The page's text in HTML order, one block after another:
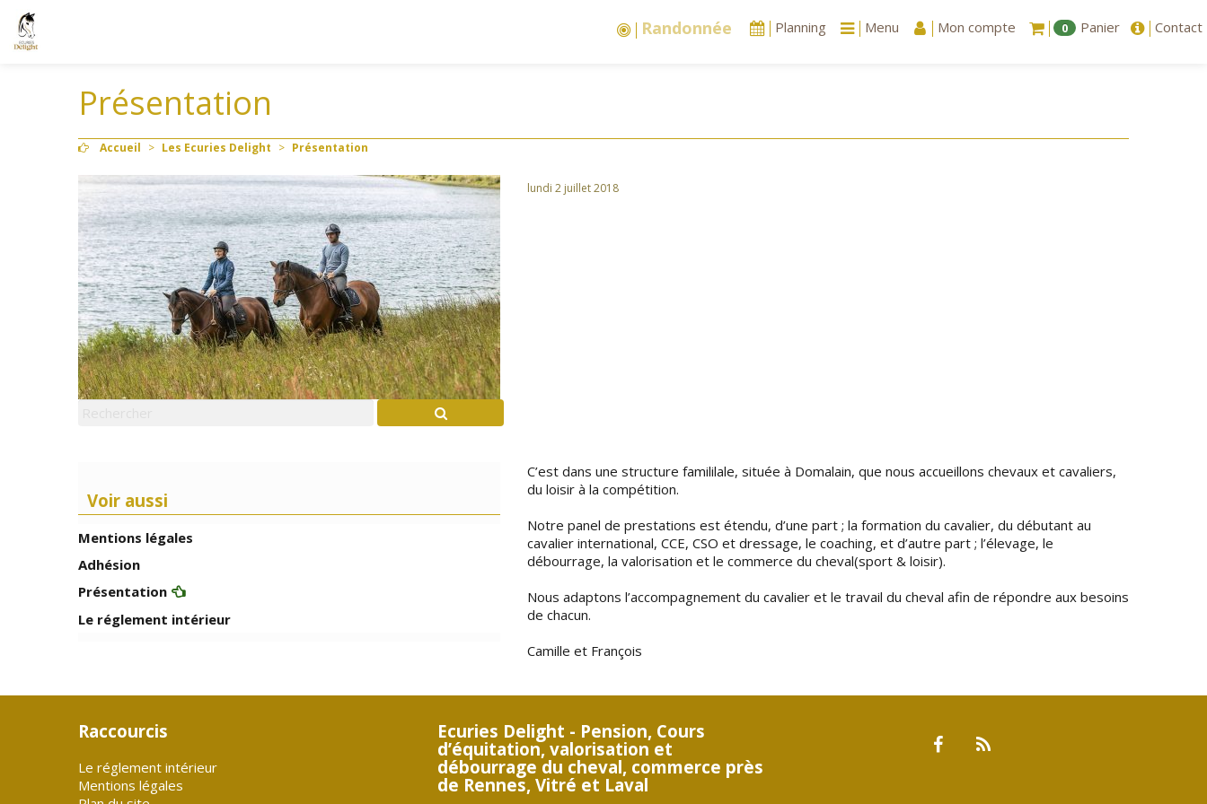
Stages vacances Planning Menu Mon compte 0 Panier Contact
Présentation
Accueil > Les Ecuries Delight > Présentation
lundi 2 juillet 2018
C’est dans une structure famililale, située à Domalain, que nous accueillons chevaux et cavaliers,
du loisir à la compétition.
Notre panel de prestations est étendu, d’une part ; la formation du cavalier, du débutant au
cavalier international, CCE, CSO et dressage, le coaching, et d’autre part ; l’élevage, le
débourrage, la valorisation et le commerce du cheval(sport & loisir).
Nous adaptons l’accompagnement du cavalier et le travail du cheval afin de répondre aux besoins
de chacun.
Camille et François
Voir aussi
Mentions légales
Adhésion
Présentation
Le réglement intérieur
Raccourcis
Le réglement intérieur
Mentions légales
Ecuries Delight - Pension, Cours
d’équitation, valorisation et
débourrage du cheval, commerce près
de Rennes, Vitré et Laval